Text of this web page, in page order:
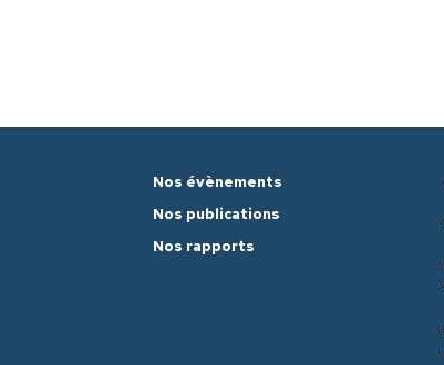
Nos évènements
Nos publications
Nos rapports